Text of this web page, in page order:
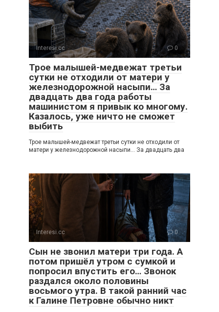
Interesi.cc 0
Трое малышей-медвежат третьи
сутки не отходили от матери у
железнодорожной насыпи… За
двадцать два года работы
машинистом я привык ко многому.
Казалось, уже ничто не сможет
выбить
Трое малышей-медвежат третьи сутки не отходили от
матери у железнодорожной насыпи… За двадцать два
Interesi.cc 0
Сын не звонил матери три года. А
потом пришёл утром с сумкой и
попросил впустить его… Звонок
раздался около половины
восьмого утра. В такой ранний час
к Галине Петровне обычно никт